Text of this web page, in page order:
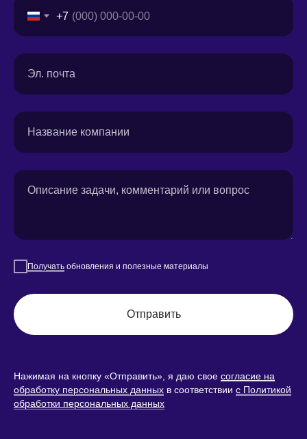
+7
Эл. почта
Название компании
Описание задачи, комментарий или вопрос
Получать обновления и полезные материалы
Отправить
Нажимая на кнопку «Отправить», я даю свое согласие на
обработку персональных данных в соответствии с Политикой
обработки персональных данных